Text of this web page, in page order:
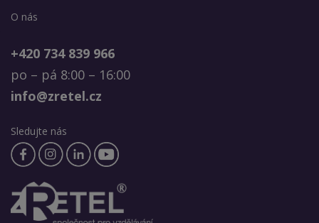
O nás
+420 734 839 966
po – pá 8:00 – 16:00
info@zretel.cz
Sledujte nás